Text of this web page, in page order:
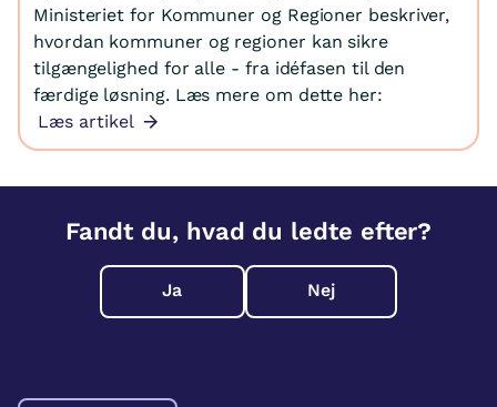
Ministeriet for Kommuner og Regioner beskriver,
hvordan kommuner og regioner kan sikre
tilgængelighed for alle - fra idéfasen til den
færdige løsning. Læs mere om dette her:
Læs artikel
Fandt du, hvad du ledte efter?
Ja Nej